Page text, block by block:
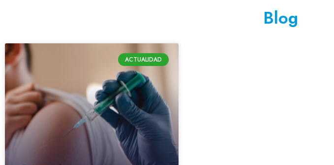
Blog
ACTUALIDAD